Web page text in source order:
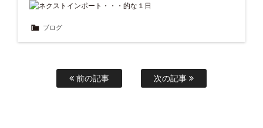
ブログ
前の記事 次の記事